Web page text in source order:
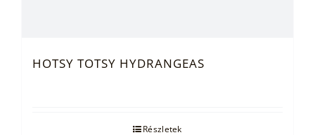
HOTSY TOTSY HYDRANGEAS
Részletek